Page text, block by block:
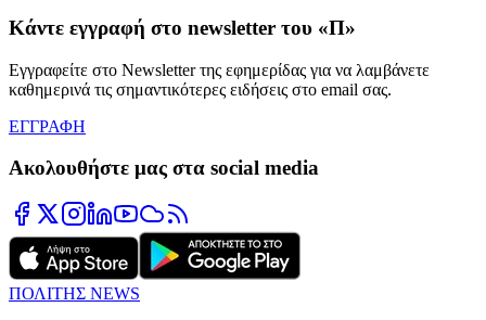
Κάντε εγγραφή στο newsletter του «Π»
Εγγραφείτε στο Newsletter της εφημερίδας για να λαμβάνετε
καθημερινά τις σημαντικότερες ειδήσεις στο email σας.
ΕΓΓΡΑΦΗ
Ακολουθήστε μας στα social media
ΠΟΛΙΤΗΣ NEWS